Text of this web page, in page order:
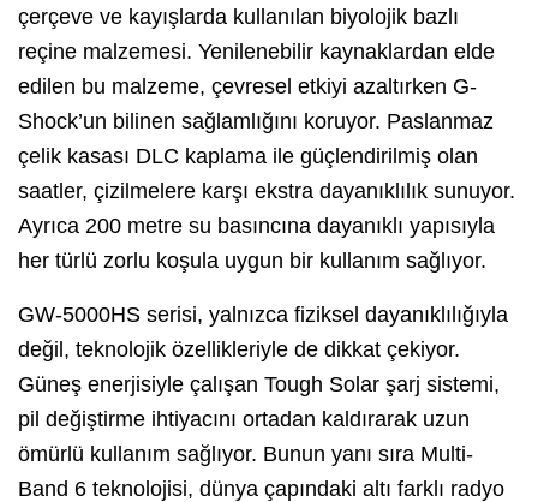
çerçeve ve kayışlarda kullanılan biyolojik bazlı
reçine malzemesi. Yenilenebilir kaynaklardan elde
edilen bu malzeme, çevresel etkiyi azaltırken G-
Shock’un bilinen sağlamlığını koruyor. Paslanmaz
çelik kasası DLC kaplama ile güçlendirilmiş olan
saatler, çizilmelere karşı ekstra dayanıklılık sunuyor.
Ayrıca 200 metre su basıncına dayanıklı yapısıyla
her türlü zorlu koşula uygun bir kullanım sağlıyor.
GW-5000HS serisi, yalnızca fiziksel dayanıklılığıyla
değil, teknolojik özellikleriyle de dikkat çekiyor.
Güneş enerjisiyle çalışan Tough Solar şarj sistemi,
pil değiştirme ihtiyacını ortadan kaldırarak uzun
ömürlü kullanım sağlıyor. Bunun yanı sıra Multi-
Band 6 teknolojisi, dünya çapındaki altı farklı radyo